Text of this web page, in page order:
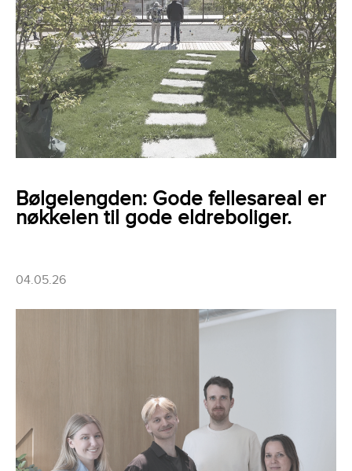
Bølgelengden: Gode fellesareal er
nøkkelen til gode eldreboliger.
04.05.26